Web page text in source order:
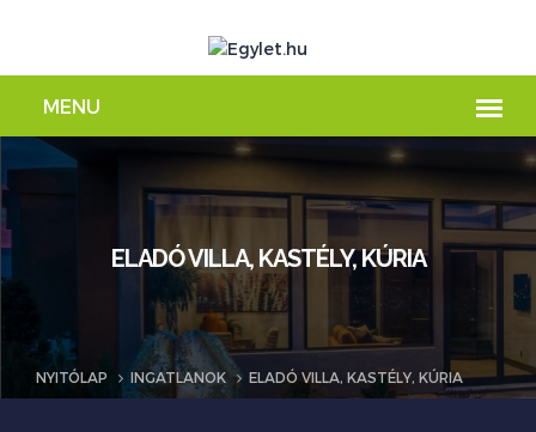
ELADÓ VILLA, KASTÉLY, KÚRIA
NYITÓLAP INGATLANOK ELADÓ VILLA, KASTÉLY, KÚRIA